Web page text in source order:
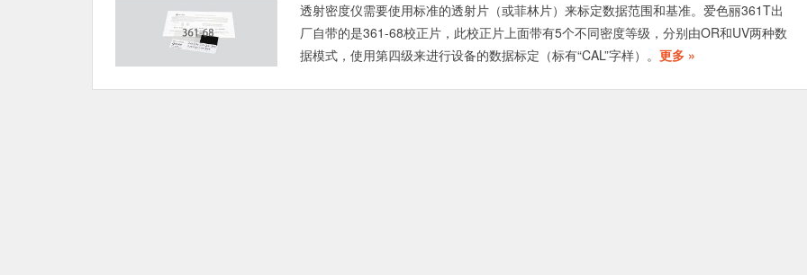
透射密度仪需要使用标准的透射片（或菲林片）来标定数据范围和基准。爱色丽361T出
厂自带的是361-68校正片，此校正片上面带有5个不同密度等级，分别由OR和UV两种数
据模式，使用第四级来进行设备的数据标定（标有“CAL”字样）。 更多 »